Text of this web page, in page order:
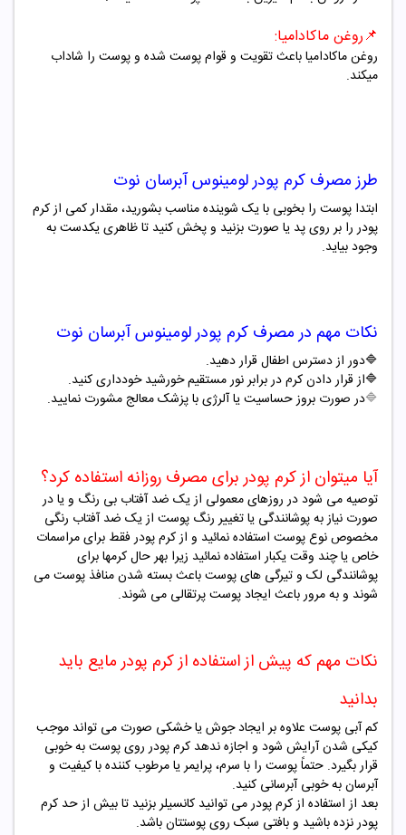
📌روغن ماکادامیا:
روغن ماکادامیا باعث تقویت و قوام پوست شده و پوست را شاداب
میکند.
طرز مصرف کرم پودر لومینوس آبرسان نوت
ابتدا پوست را بخوبی با یک شوینده مناسب بشورید، مقدار کمی از کرم
پودر را بر روی پد یا صورت بزنید و پخش کنید تا ظاهری یکدست به
وجود بیاید.
نکات مهم در مصرف کرم پودر لومینوس آبرسان نوت
🔷دور از دسترس اطفال قرار دهید.
🔷از قرار دادن کرم در برابر نور مستقیم خورشید خودداری کنید.
🔷در صورت بروز حساسیت یا آلرژی با پزشک معالج مشورت نمایید.
آیا میتوان از کرم پودر برای مصرف روزانه استفاده کرد؟
توصیه می شود در روزهای معمولی از یک ضد آفتاب بی رنگ و یا در
صورت نیاز به پوشانندگی یا تغییر رنگ پوست از یک ضد آفتاب رنگی
مخصوص نوع پوست استفاده نمائید و از کرم پودر فقط برای مراسمات
خاص یا چند وقت یکبار استفاده نمائید زیرا بهر حال کرمها برای
پوشانندگی لک و تیرگی های پوست باعث بسته شدن منافذ پوست می
شوند و به مرور باعث ایجاد پوست پرتقالی می شوند.
نکات مهم که پیش از استفاده از کرم پودر مایع باید
بدانید
کم آبی پوست علاوه بر ایجاد جوش یا خشکی صورت می تواند موجب
کیکی شدن آرایش شود و اجازه ندهد کرم پودر روی پوست به خوبی
قرار بگیرد. حتماً پوست را با سرم، پرایمر یا مرطوب کننده با کیفیت و
آبرسان به خوبی آبرسانی کنید.
بعد از استفاده از کرم پودر می توانید کانسیلر بزنید تا بیش از حد کرم
پودر نزده باشید و بافتی سبک روی پوستتان باشد.